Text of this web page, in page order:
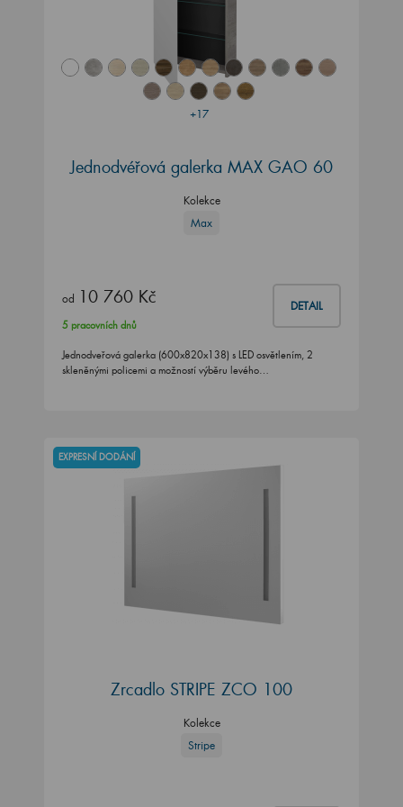
+17
Jednodvéřová galerka MAX GAO 60
Kolekce
Max
od 10 760 Kč DETAIL
5 pracovních dnů
Jednodveřová galerka (600x820x138) s LED osvětlením, 2
skleněnými policemi a možností výběru levého…
EXPRESNÍ DODÁNÍ
Zrcadlo STRIPE ZCO 100
Kolekce
Stripe